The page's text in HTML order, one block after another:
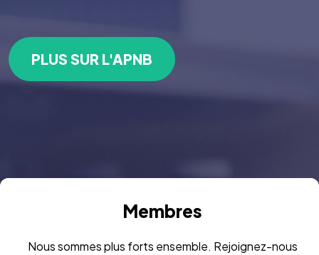
PLUS SUR L'APNB
Membres
Nous sommes plus forts ensemble. Rejoignez-nous